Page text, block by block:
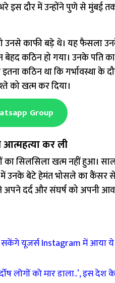
इस दौर में उन्होंने पुणे से
काफी बड़े थे। यह फैसला
कठिन हो गया। उनके पति
कठिन था कि गर्भावस्था के
को खत्म कर दिया।
Group
कर ली
सिलसिला खत्म नहीं हुआ।
उनके बेटे हेमंत भोसले का कैंसर
दर्द और संघर्ष को अपनी
यूजर्स Instagram में आया ये
को मार डाला..’, इस देश के